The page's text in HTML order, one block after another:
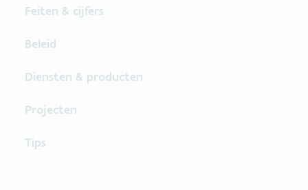
Feiten & cijfers
Beleid
Diensten & producten
Projecten
Tips